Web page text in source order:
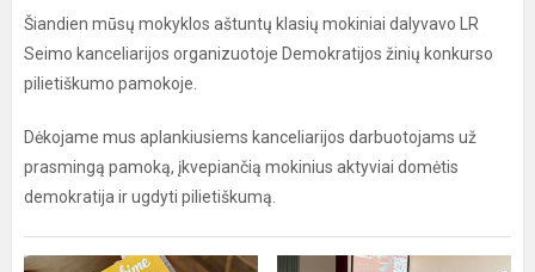
Šiandien mūsų mokyklos aštuntų klasių mokiniai dalyvavo LR
Seimo kanceliarijos organizuotoje Demokratijos žinių konkurso
pilietiškumo pamokoje.
Dėkojame mus aplankiusiems kanceliarijos darbuotojams už
prasmingą pamoką, įkvepiančią mokinius aktyviai domėtis
demokratija ir ugdyti pilietiškumą.